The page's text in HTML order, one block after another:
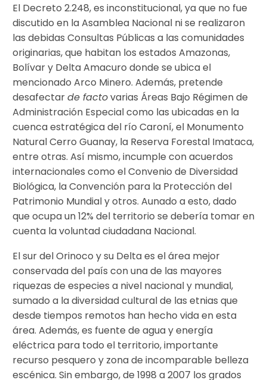
El Decreto 2.248, es inconstitucional, ya que no fue
discutido en la Asamblea Nacional ni se realizaron
las debidas Consultas Públicas a las comunidades
originarias, que habitan los estados Amazonas,
Bolívar y Delta Amacuro donde se ubica el
mencionado Arco Minero. Además, pretende
desafectarde factovarias Áreas Bajo Régimen de
Administración Especial como las ubicadas en la
cuenca estratégica del río Caroní, el Monumento
Natural Cerro Guanay, la Reserva Forestal Imataca,
entre otras. Así mismo, incumple con acuerdos
internacionales como el Convenio de Diversidad
Biológica, la Convención para la Protección del
Patrimonio Mundial y otros. Aunado a esto, dado
que ocupa un 12% del territorio se debería tomar en
cuenta la voluntad ciudadana Nacional.
El sur del Orinoco y su Delta es el área mejor
conservada del país con una de las mayores
riquezas de especies a nivel nacional y mundial,
sumado a la diversidad cultural de las etnias que
desde tiempos remotos han hecho vida en esta
área. Además, es fuente de agua y energía
eléctrica para todo el territorio, importante
recurso pesquero y zona de incomparable belleza
escénica. Sin embargo, de 1998 a 2007 los grados